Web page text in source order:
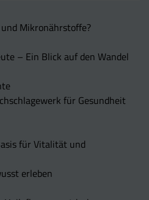
Mikronährstoffe?
– Ein Blick auf den Wandel
für Gesundheit
für Vitalität und
erleben